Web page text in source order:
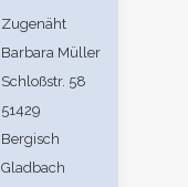
Zugenäht
Barbara Müller
Schloßstr. 58
51429
Bergisch
Gladbach